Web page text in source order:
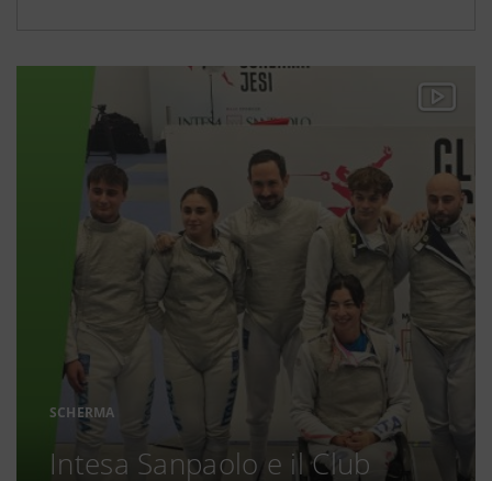
SCHERMA
Intesa Sanpaolo e il Club